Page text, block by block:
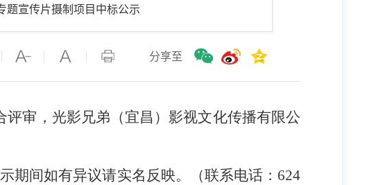
宣传片摄制项目中标公示
分享至
审，光影兄弟（宜昌）影视文化传播有限公
期间如有异议请实名反映。（联系电话：624